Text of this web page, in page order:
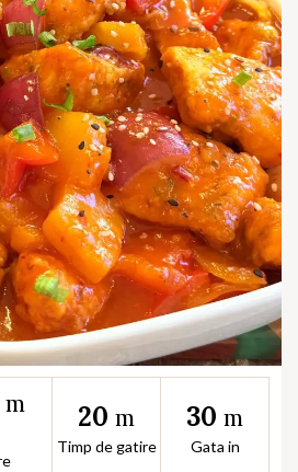
m 20 m
Timp de gatire
30 m
Gata in